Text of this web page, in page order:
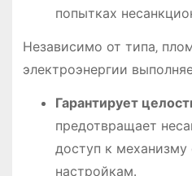
попытках
Независимо от типа‚
электроэнергии
Гарантирует
предотвращает
доступ к механизму
настройкам․